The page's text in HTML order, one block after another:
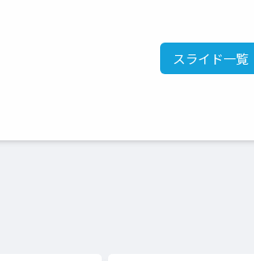
スライド一覧